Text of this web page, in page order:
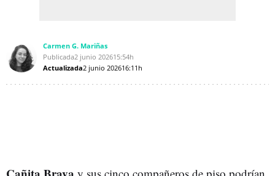
Carmen G. Mariñas
Publicada2 junio 202615:54h
Actualizada2 junio 202616:11h